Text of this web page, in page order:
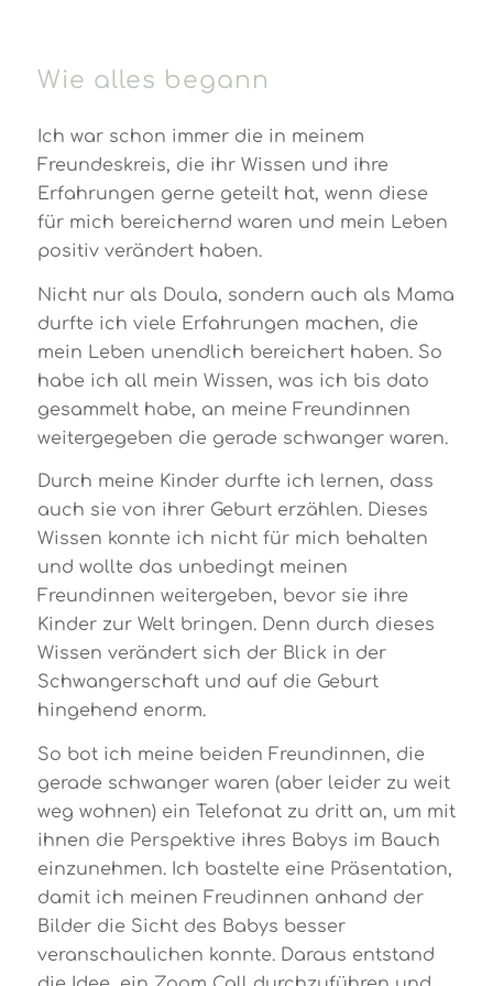
Wie alles begann
Ich war schon immer die in meinem
Freundeskreis, die ihr Wissen und ihre
Erfahrungen gerne geteilt hat, wenn diese
für mich bereichernd waren und mein Leben
positiv verändert haben.
Nicht nur als Doula, sondern auch als Mama
durfte ich viele Erfahrungen machen, die
mein Leben unendlich bereichert haben. So
habe ich all mein Wissen, was ich bis dato
gesammelt habe, an meine Freundinnen
weitergegeben die gerade schwanger waren.
Durch meine Kinder durfte ich lernen, dass
auch sie von ihrer Geburt erzählen. Dieses
Wissen konnte ich nicht für mich behalten
und wollte das unbedingt meinen
Freundinnen weitergeben, bevor sie ihre
Kinder zur Welt bringen. Denn durch dieses
Wissen verändert sich der Blick in der
Schwangerschaft und auf die Geburt
hingehend enorm.
So bot ich meine beiden Freundinnen, die
gerade schwanger waren (aber leider zu weit
weg wohnen) ein Telefonat zu dritt an, um mit
ihnen die Perspektive ihres Babys im Bauch
einzunehmen. Ich bastelte eine Präsentation,
damit ich meinen Freudinnen anhand der
Bilder die Sicht des Babys besser
veranschaulichen konnte. Daraus entstand